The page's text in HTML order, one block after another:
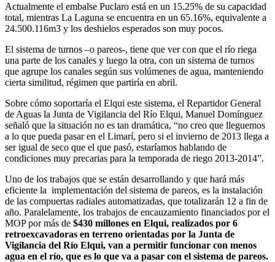
Actualmente el embalse Puclaro está en un 15.25% de su capacidad
total, mientras La Laguna se encuentra en un 65.16%, equivalente a
24.500.116m3 y los deshielos esperados son muy pocos.
El sistema de turnos –o pareos-, tiene que ver con que el río riega
una parte de los canales y luego la otra, con un sistema de turnos
que agrupe los canales según sus volúmenes de agua, manteniendo
cierta similitud, régimen que partiría en abril.
Sobre cómo soportaría el Elqui este sistema, el Repartidor General
de Aguas la Junta de Vigilancia del Río Elqui, Manuel Domínguez
señaló que la situación no es tan dramática, “no creo que lleguemos
a lo que pueda pasar en el Limarí, pero si el invierno de 2013 llega a
ser igual de seco que el que pasó, estaríamos hablando de
condiciones muy precarias para la temporada de riego 2013-2014”.
Uno de los trabajos que se están desarrollando y que hará más
eficiente la implementación del sistema de pareos, es la instalación
de las compuertas radiales automatizadas, que totalizarán 12 a fin de
año. Paralelamente, los trabajos de encauzamiento financiados por el
MOP por más de $430 millones en Elqui, realizados por 6
retroexcavadoras en terreno orientadas por la Junta de
Vigilancia del Río Elqui, van a permitir funcionar con menos
agua en el río, que es lo que va a pasar con el sistema de pareos.